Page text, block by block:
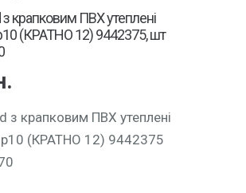
крапковим ПВХ утеплені
(КРАТНО 12) 9442375, шт
з крапковим ПВХ утеплені
р10 (КРАТНО 12) 9442375